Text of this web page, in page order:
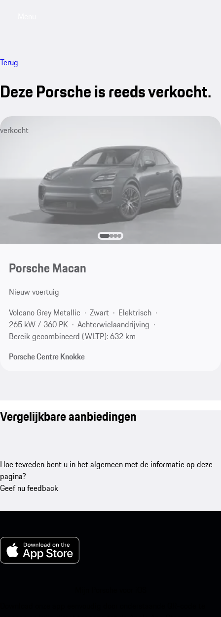
Terug
Deze Porsche is reeds verkocht.
verkocht
Porsche Macan
Nieuw voertuig
Volcano Grey Metallic
Zwart
Elektrisch
265 kW / 360 PK
Achterwielaandrijving
Bereik gecombineerd (WLTP): 632 km
Porsche Centre Knokke
Vergelijkbare aanbiedingen
Hoe tevreden bent u in het algemeen met de informatie op deze
pagina?
Geef nu feedback